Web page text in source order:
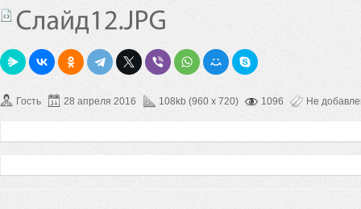
Гость 28 апреля 2016 108kb (960 x 720) 1096 Не